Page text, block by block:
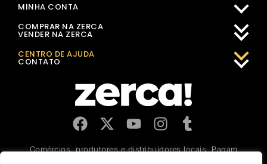
Comércios, produtores e distribuidores locais. Pagam
MINHA CONTA
COMPRAR NA ZERCA
VENDER NA ZERCA
CENTRO DE AJUDA
CONTATO